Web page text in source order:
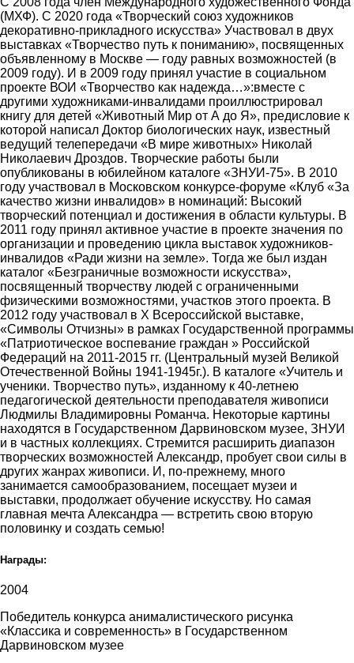
(МХФ). С 2020 года «Творческий союз художников
декоративно-прикладного искусства» Участвовал в двух
выставках «Творчество путь к пониманию», посвященных
объявленному в Москве ― году равных возможностей (в
2009 году). И в 2009 году принял участие в социальном
проекте ВОИ «Творчество как надежда…»:вместе с
другими художниками-инвалидами проиллюстрировал
книгу для детей «Животный Мир от А до Я», предисловие к
которой написал Доктор биологических наук, известный
ведущий телепередачи «В мире животных» Николай
Николаевич Дроздов. Творческие работы были
опубликованы в юбилейном каталоге «ЗНУИ-75». В 2010
году участвовал в Московском конкурсе-форуме «Клуб «За
качество жизни инвалидов» в номинаций: Высокий
творческий потенциал и достижения в области культуры. В
2011 году принял активное участие в проекте значения по
организации и проведению цикла выставок художников-
инвалидов «Ради жизни на земле». Тогда же был издан
каталог «Безграничные возможности искусства»,
посвященный творчеству людей с ограниченными
физическими возможностями, участков этого проекта. В
2012 году участвовал в Х Всероссийской выставке,
«Символы Отчизны» в рамках Государственной программы
«Патриотическое воспевание граждан » Российской
Федераций на 2011-2015 гг. (Центральный музей Великой
Отечественной Войны 1941-1945г.). В каталоге «Учитель и
ученики. Творчество путь», изданному к 40-летнею
педагогической деятельности преподавателя живописи
Людмилы Владимировны Романча. Некоторые картины
находятся в Государственном Дарвиновском музее, ЗНУИ
и в частных коллекциях. Стремится расширить диапазон
творческих возможностей Александр, пробует свои силы в
других жанрах живописи. И, по-прежнему, много
занимается самообразованием, посещает музеи и
выставки, продолжает обучение искусству. Но самая
главная мечта Александра — встретить свою вторую
половинку и создать семью!
Награды:
2004
Победитель конкурса анималистического рисунка
«Классика и современность» в Государственном
Дарвиновском музее